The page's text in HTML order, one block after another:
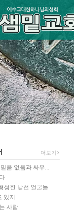
더보기
음 없음과 싸우...
성한 낯선 얼굴들
있지
사람
북5
북5
북5
북5